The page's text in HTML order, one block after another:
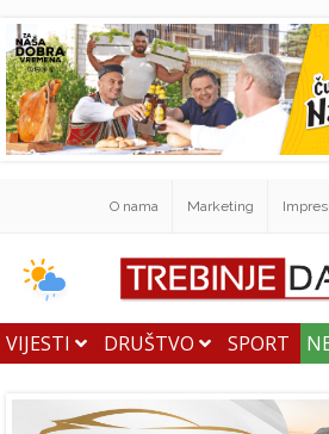
O nama Marketing
VIJESTI DRUŠTVO SPORT